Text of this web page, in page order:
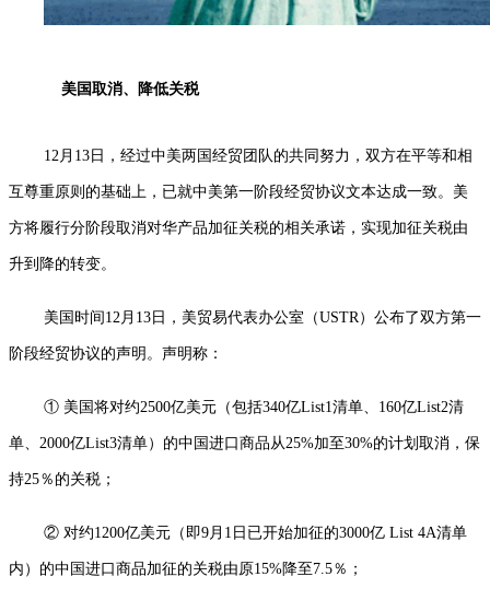
美国取消、降低关税
12月13日，经过中美两国经贸团队的共同努力，双方在平等和相
互尊重原则的基础上，已就中美第一阶段经贸协议文本达成一致。美
方将履行分阶段取消对华产品加征关税的相关承诺，实现加征关税由
升到降的转变。
美国时间12月13日，美贸易代表办公室（USTR）公布了双方第一
阶段经贸协议的声明。声明称：
① 美国将对约2500亿美元（包括340亿List1清单、160亿List2清
单、2000亿List3清单）的中国进口商品从25%加至30%的计划取消，保
持25％的关税；
② 对约1200亿美元（即9月1日已开始加征的3000亿 List 4A清单
内）的中国进口商品加征的关税由原15%降至7.5％；